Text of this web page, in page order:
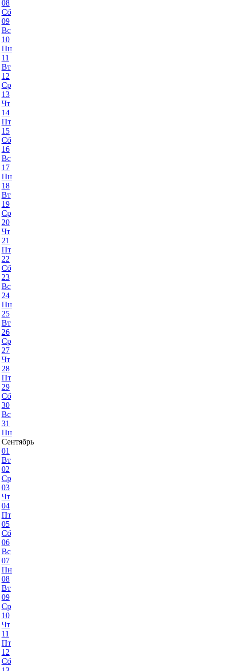
08
Сб
09
Вс
10
Пн
11
Вт
12
Ср
13
Чт
14
Пт
15
Сб
16
Вс
17
Пн
18
Вт
19
Ср
20
Чт
21
Пт
22
Сб
23
Вс
24
Пн
25
Вт
26
Ср
27
Чт
28
Пт
29
Сб
30
Вс
31
Пн
Сентябрь
01
Вт
02
Ср
03
Чт
04
Пт
05
Сб
06
Вс
07
Пн
08
Вт
09
Ср
10
Чт
11
Пт
12
Сб